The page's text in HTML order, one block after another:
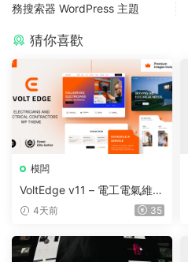
務搜索器 WordPress 主題
猜你喜歡
模闆
VoltEdge v11 – 電工電氣維修
WordPress 主題
4天前 35